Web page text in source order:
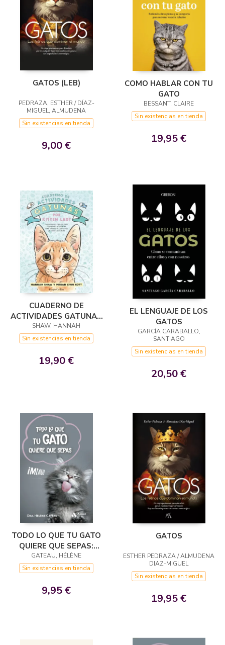
GATOS (LEB)
PEDRAZA, ESTHER / DÍAZ-
MIGUEL, ALMUDENA
Sin existencias en tienda
9,00 €
COMO HABLAR CON TU
GATO
BESSANT, CLAIRE
Sin existencias en tienda
19,95 €
CUADERNO DE
ACTIVIDADES GATUNAS
KITTEN
SHAW, HANNAH
Sin existencias en tienda
19,90 €
EL LENGUAJE DE LOS
GATOS
GARCÍA CARABALLO,
SANTIAGO
Sin existencias en tienda
20,50 €
TODO LO QUE TU GATO
QUIERE QUE SEPAS:
¡MIAU!
GATEAU, HÉLÈNE
Sin existencias en tienda
9,95 €
GATOS
ESTHER PEDRAZA / ALMUDENA
DIAZ-MIGUEL
Sin existencias en tienda
19,95 €